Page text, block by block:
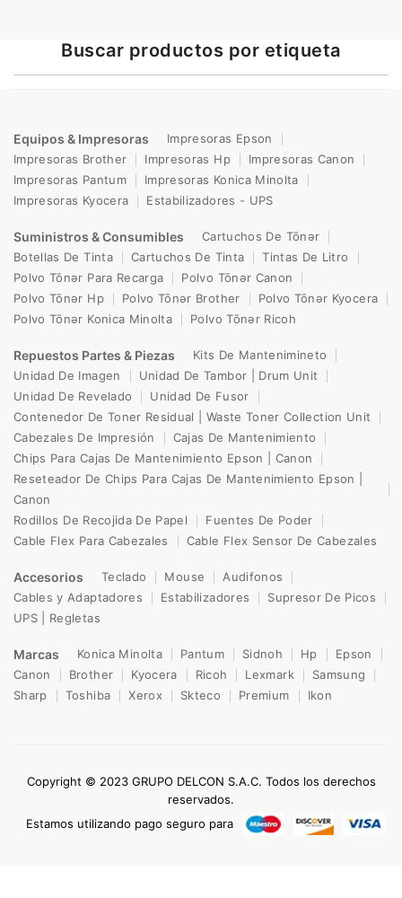
Buscar productos por etiqueta
Equipos & Impresoras
Impresoras Epson
Impresoras Brother
Impresoras Hp
Impresoras Canon
Impresoras Pantum
Impresoras Konica Minolta
Impresoras Kyocera
Estabilizadores - UPS
Suministros & Consumibles
Cartuchos De Tōnər
Botellas De Tinta
Cartuchos De Tinta
Tintas De Litro
Polvo Tōnər Para Recarga
Polvo Tōnər Canon
Polvo Tōnər Hp
Polvo Tōnər Brother
Polvo Tōnər Kyocera
Polvo Tōnər Konica Minolta
Polvo Tōnər Ricoh
Repuestos Partes & Piezas
Kits De Mantenimineto
Unidad De Imagen
Unidad De Tambor | Drum Unit
Unidad De Revelado
Unidad De Fusor
Contenedor De Toner Residual | Waste Toner Collection Unit
Cabezales De Impresión
Cajas De Mantenimiento
Chips Para Cajas De Mantenimiento Epson | Canon
Reseteador De Chips Para Cajas De Mantenimiento Epson |
Canon
Rodillos De Recojida De Papel
Fuentes De Poder
Cable Flex Para Cabezales
Cable Flex Sensor De Cabezales
Accesorios Teclado Mouse
Audifonos
Cables y Adaptadores
Estabilizadores
Supresor De Picos
UPS | Regletas
Marcas Konica Minolta Pantum Sidnoh Hp
Epson
Canon
Brother Kyocera Ricoh Lexmark
Samsung
Sharp
Toshiba Xerox Skteco Premium Ikon
Copyright © 2023 GRUPO DELCON S.A.C. Todos los derechos
reservados.
Estamos utilizando pago seguro para